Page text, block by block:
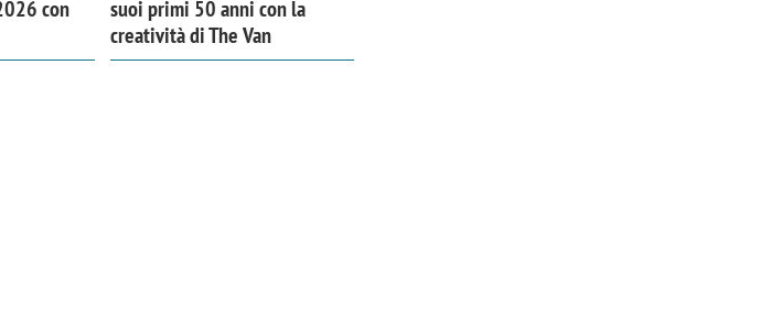
con
suoi primi 50 anni con la
creatività di The Van